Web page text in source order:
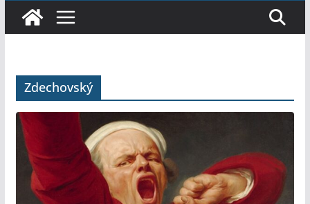
Zdechovský